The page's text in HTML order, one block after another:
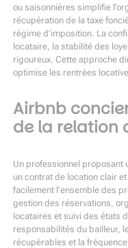
ou saisonnières simplifie
récupération de la taxe
régime d’imposition. La
locataire, la stabilité des
rigoureux. Cette approche
optimise les rentrées
Airbnb
de la relation
Un professionnel proposant
un contrat de location clair
facilement l’ensemble des
gestion des réservations,
locataires et suivi des états
responsabilités du bailleur,
récupérables et la